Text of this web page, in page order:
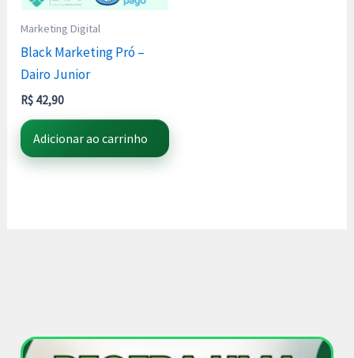
Marketing Digital
Black Marketing Pró –
Dairo Junior
R$ 42,90
Adicionar ao carrinho